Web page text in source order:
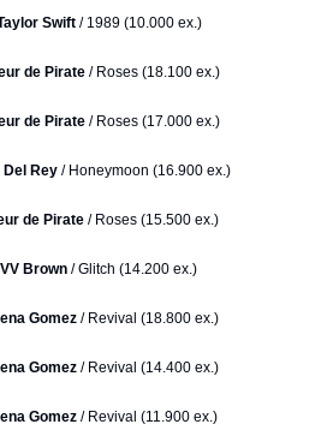
Swift / 1989 (10.000 ex.)
de Pirate/ Roses (18.100 ex.)
de Pirate/ Roses (17.000 ex.)
Del Rey / Honeymoon (16.900 ex.)
de Pirate / Roses (15.500 ex.)
VV Brown / Glitch (14.200 ex.)
Gomez / Revival (18.800 ex.)
Gomez/ Revival (14.400 ex.)
Gomez / Revival (11.900 ex.)